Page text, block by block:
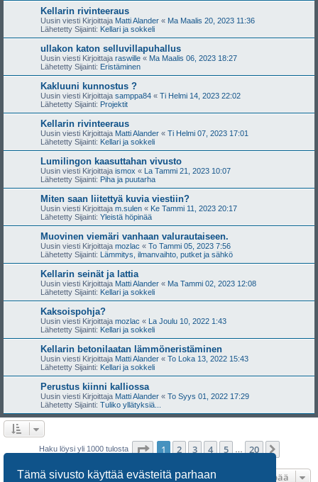
Tämä sivusto käyttää evästeitä parhaan
Kellarin rivinteeraus
Uusin viesti Kirjoittaja Matti Alander « Ma Maalis 20, 2023 11:36
Lähetetty Sijainti: Kellari ja sokkeli
ullakon katon selluvillapuhallus
Uusin viesti Kirjoittaja raswille « Ma Maalis 06, 2023 18:27
Lähetetty Sijainti: Eristäminen
Kakluuni kunnostus ?
Uusin viesti Kirjoittaja samppa84 « Ti Helmi 14, 2023 22:02
Lähetetty Sijainti: Projektit
Kellarin rivinteeraus
Uusin viesti Kirjoittaja Matti Alander « Ti Helmi 07, 2023 17:01
Lähetetty Sijainti: Kellari ja sokkeli
Lumilingon kaasuttahan vivusto
Uusin viesti Kirjoittaja ismox « La Tammi 21, 2023 10:07
Lähetetty Sijainti: Piha ja puutarha
Miten saan liitettyä kuvia viestiin?
Uusin viesti Kirjoittaja m.sulen « Ke Tammi 11, 2023 20:17
Lähetetty Sijainti: Yleistä höpinää
Muovinen viemäri vanhaan valurautaiseen.
Uusin viesti Kirjoittaja mozlac « To Tammi 05, 2023 7:56
Lähetetty Sijainti: Lämmitys, ilmanvaihto, putket ja sähkö
Kellarin seinät ja lattia
Uusin viesti Kirjoittaja Matti Alander « Ma Tammi 02, 2023 12:08
Lähetetty Sijainti: Kellari ja sokkeli
Kaksoispohja?
Uusin viesti Kirjoittaja mozlac « La Joulu 10, 2022 1:43
Lähetetty Sijainti: Kellari ja sokkeli
Kellarin betonilaatan lämmöneristäminen
Uusin viesti Kirjoittaja Matti Alander « To Loka 13, 2022 15:43
Lähetetty Sijainti: Kellari ja sokkeli
Perustus kiinni kalliossa
Uusin viesti Kirjoittaja Matti Alander « To Syys 01, 2022 17:29
Lähetetty Sijainti: Tuliko yllätyksiä...
Haku löysi yli 1000 tulosta Sivu /20
1 2 3 4 5 20
Hyppää